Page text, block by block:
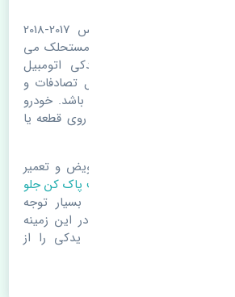
تیغه برف پاک کن جلو چپ و راست رنو کولیوس 2017-2018
با گذر زمان و طی مسافت مستحلک می
اصلی خرابی لوازم یدکی اتومبیل
باشد. ولی دلایلی مثل تصادفات و
عامل تعویض قطعات یدکی باشد. خودرو
می باشد که هر قطعه روی قطعه یا
دارد.
در اسرع زمان نسبت به تعویض و تعمیر
در زمان
خرید تیغه برف پاک کن جلو
بودن و کیفیت قطعات بسیار توجه
با مکانیک و کارشناسان در این زمینه
را بفرمایید تا قطعات یدکی را از
بفرمایید.